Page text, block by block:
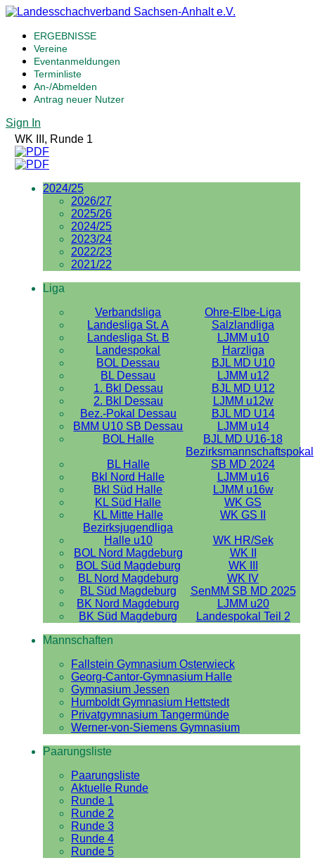
ERGEBNISSE
Vereine
Eventanmeldungen
Terminliste
An-/Abmelden
Antrag neuer Nutzer
Sign In
WK III, Runde 1
2024/25
2026/27
2025/26
2024/25
2023/24
2022/23
2021/22
Liga
Verbandsliga
Ohre-Elbe-Liga
Landesliga St. A
Salzlandliga
Landesliga St. B
LJMM u10
Landespokal
Harzliga
BOL Dessau
BJL MD U10
BL Dessau
LJMM u12
1. Bkl Dessau
BJL MD U12
2. Bkl Dessau
LJMM u12w
Bez.-Pokal Dessau
BJL MD U14
BMM U10 SB Dessau
LJMM u14
BOL Halle
BJL MD U16-18
BL Halle
Bezirksmannschaftspokal
SB MD 2024
Bkl Nord Halle
LJMM u16
Bkl Süd Halle
LJMM u16w
KL Süd Halle
WK GS
KL Mitte Halle
WK GS II
Bezirksjugendliga
Halle u10
WK HR/Sek
BOL Nord Magdeburg
WK II
BOL Süd Magdeburg
WK III
BL Nord Magdeburg
WK IV
BL Süd Magdeburg
SenMM SB MD 2025
BK Nord Magdeburg
LJMM u20
BK Süd Magdeburg
Landespokal Teil 2
Mannschaften
Fallstein Gymnasium Osterwieck
Georg-Cantor-Gymnasium Halle
Gymnasium Jessen
Humboldt Gymnasium Hettstedt
Privatgymnasium Tangermünde
Werner-von-Siemens Gymnasium
Paarungsliste
Paarungsliste
Aktuelle Runde
Runde 1
Runde 2
Runde 3
Runde 4
Runde 5